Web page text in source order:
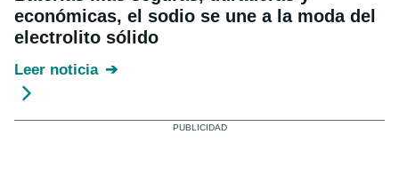
económicas, el sodio se une a la moda del
electrolito sólido
Leer noticia